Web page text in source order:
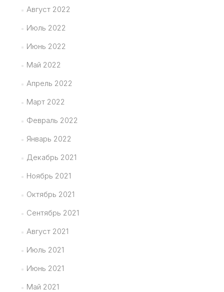
Август 2022
Июль 2022
Июнь 2022
Май 2022
Апрель 2022
Март 2022
Февраль 2022
Январь 2022
Декабрь 2021
Ноябрь 2021
Октябрь 2021
Сентябрь 2021
Август 2021
Июль 2021
Июнь 2021
Май 2021